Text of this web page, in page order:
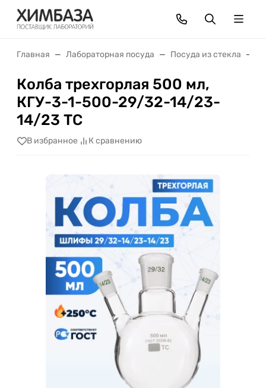
Главная Лабораторная посуда Посуда из стекла
Колба трехгорлая 500 мл,
КГУ-3-1-500-29/32-14/23-
14/23 ТС
В избранное К сравнению